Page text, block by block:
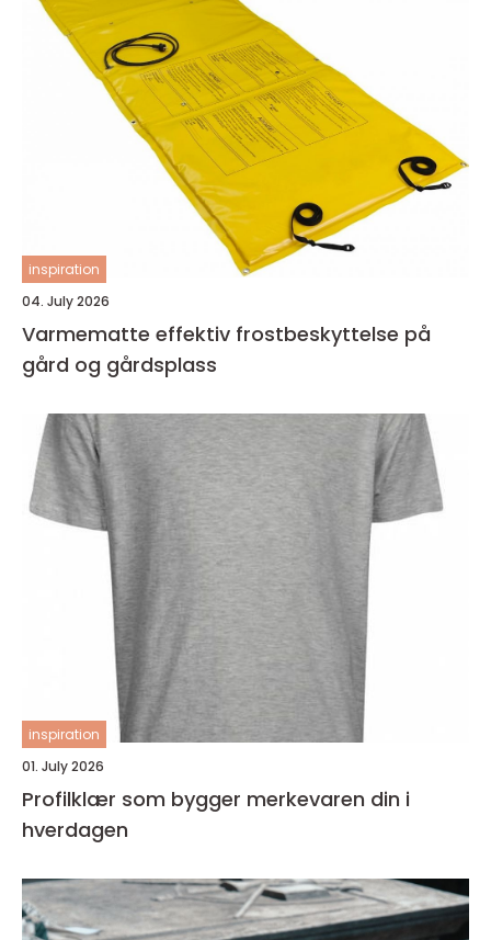
inspiration
04. July 2026
Varmematte effektiv frostbeskyttelse på
gård og gårdsplass
inspiration
01. July 2026
Profilklær som bygger merkevaren din i
hverdagen